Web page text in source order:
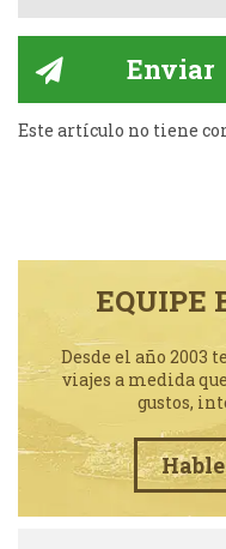
Este artículo no tiene
EQUIPE
Desde el año 2003
viajes a medida
gustos,